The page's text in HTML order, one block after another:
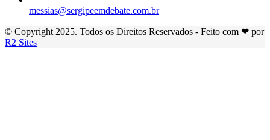
messias@sergipeemdebate.com.br
© Copyright 2025. Todos os Direitos Reservados - Feito com ❤ por
R2 Sites